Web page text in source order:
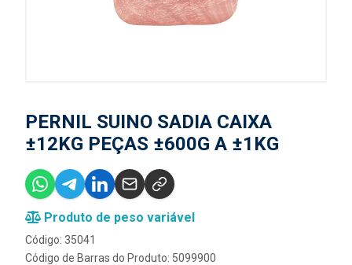
PERNIL SUINO SADIA CAIXA
±12KG PEÇAS ±600G A ±1KG
Produto de peso variável
Código: 35041
Código de Barras do Produto: 5099900